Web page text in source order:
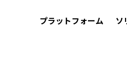
プラットフォーム ソ